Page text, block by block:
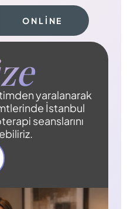
ONLINE
yaralanarak
İstanbul
seanslarını